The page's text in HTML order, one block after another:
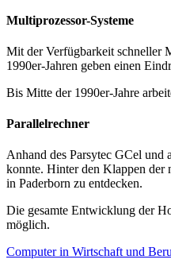
Multiprozessor-Systeme
Mit der Verfügbarkeit schneller
1990er-Jahren geben einen
Bis Mitte der 1990er-Jahre
Parallelrechner
Anhand des Parsytec GCel und
konnte. Hinter den Klappen der
in Paderborn zu entdecken.
Die gesamte Entwicklung der
möglich.
Computer in Wirtschaft und